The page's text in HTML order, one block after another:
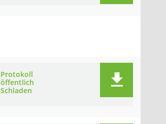
Protokoll
öffentlich
Schladen